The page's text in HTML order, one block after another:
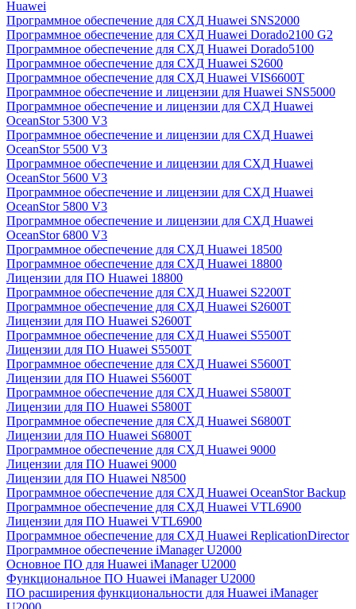
Huawei
Программное обеспечение для СХД Huawei SNS2000
Программное обеспечение для СХД Huawei Dorado2100 G2
Программное обеспечение для СХД Huawei Dorado5100
Программное обеспечение для СХД Huawei S2600
Программное обеспечение для СХД Huawei VIS6600T
Программное обеспечение и лицензии для Huawei SNS5000
Программное обеспечение и лицензии для СХД Huawei
OceanStor 5300 V3
Программное обеспечение и лицензии для СХД Huawei
OceanStor 5500 V3
Программное обеспечение и лицензии для СХД Huawei
OceanStor 5600 V3
Программное обеспечение и лицензии для СХД Huawei
OceanStor 5800 V3
Программное обеспечение и лицензии для СХД Huawei
OceanStor 6800 V3
Программное обеспечение для СХД Huawei 18500
Программное обеспечение для СХД Huawei 18800
Лицензии для ПО Huawei 18800
Программное обеспечение для СХД Huawei S2200T
Программное обеспечение для СХД Huawei S2600T
Лицензии для ПО Huawei S2600T
Программное обеспечение для СХД Huawei S5500T
Лицензии для ПО Huawei S5500T
Программное обеспечение для СХД Huawei S5600T
Лицензии для ПО Huawei S5600T
Программное обеспечение для СХД Huawei S5800T
Лицензии для ПО Huawei S5800T
Программное обеспечение для СХД Huawei S6800T
Лицензии для ПО Huawei S6800T
Программное обеспечение для СХД Huawei 9000
Лицензии для ПО Huawei 9000
Лицензии для ПО Huawei N8500
Программное обеспечение для СХД Huawei OceanStor Backup
Программное обеспечение для СХД Huawei VTL6900
Лицензии для ПО Huawei VTL6900
Программное обеспечение для СХД Huawei ReplicationDirector
Программное обеспечение iManager U2000
Основное ПО для Huawei iManager U2000
Функциональное ПО Huawei iManager U2000
ПО расширения функциональности для Huawei iManager